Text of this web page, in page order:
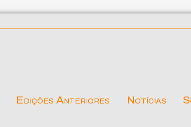
Edições Anteriores Notícias